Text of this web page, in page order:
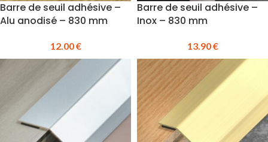
Barre de seuil adhésive –
Alu anodisé – 830 mm
12.00€
Barre de seuil adhésive –
Inox – 830 mm
13.90€